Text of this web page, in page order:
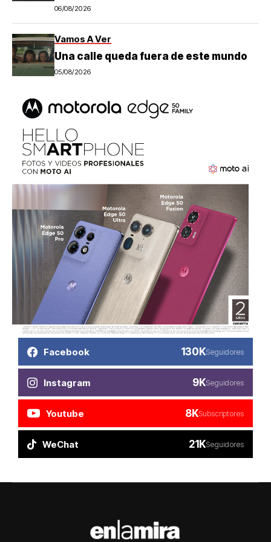
06/08/2026
Vamos A Ver
Una calle queda fuera de este mundo
05/08/2026
Facebook 130KSeguidores
Instagram 9KSeguidores
Youtube 8KSubscriptores
WeChat 21KSeguidores